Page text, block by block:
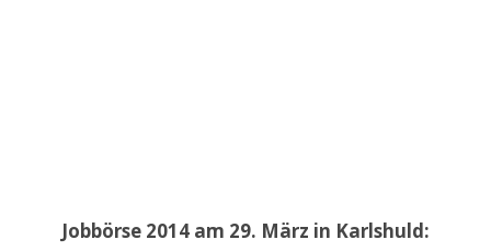
Jobbörse 2014 am 29. März in Karlshuld: